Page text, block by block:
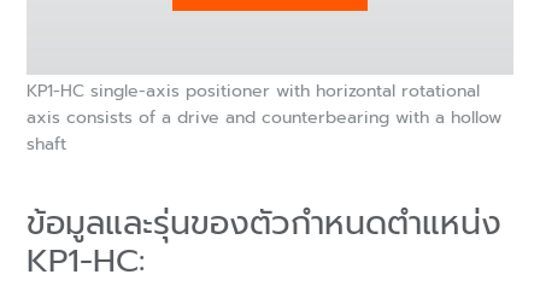
KP1-HC single-axis positioner with horizontal rotational
axis consists of a drive and counterbearing with a hollow
shaft
ข้อมูลและรุ่นของตัวกำหนดตำแหน่ง
KP1-HC: